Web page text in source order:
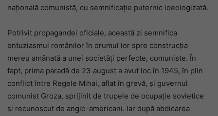
naţională comunistă, cu semnificaţie puternic ideologizată.
Potrivit propagandei oficiale, această zi semnifica
entuziasmul românilor în drumul lor spre construcţia
mereu amânată a unei societăţi perfecte, comuniste. În
fapt, prima paradă de 23 august a avut loc în 1945, în plin
conflict între Regele Mihai, aflat în grevă, şi guvernul
comunist Groza, sprijinit de trupele de ocupaţie sovietice
şi recunoscut de anglo-americani. Iar după abdicarea